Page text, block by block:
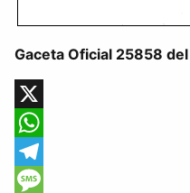
Gaceta Oficial 25858
X
WhatsApp
Telegram